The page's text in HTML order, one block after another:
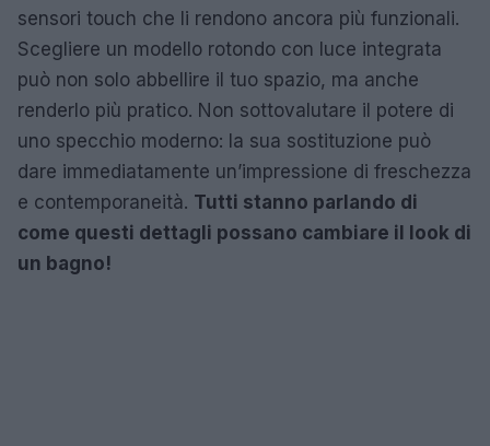
sensori touch che li rendono ancora più funzionali.
Scegliere un modello rotondo con luce integrata
può non solo abbellire il tuo spazio, ma anche
renderlo più pratico. Non sottovalutare il potere di
uno specchio moderno: la sua sostituzione può
dare immediatamente un’impressione di freschezza
e contemporaneità. Tutti stanno parlando di
come questi dettagli possano cambiare il look di
un bagno!